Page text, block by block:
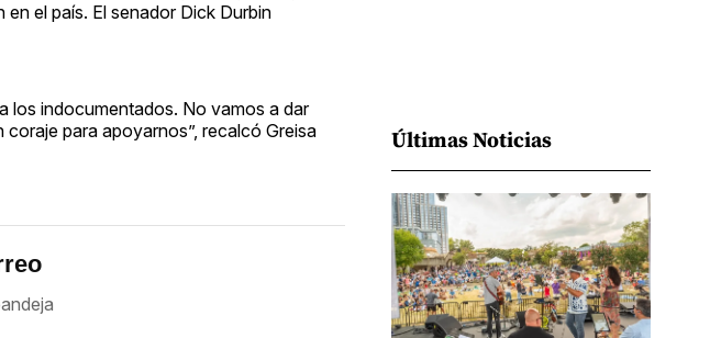
el país. El senador Dick Durbin
los indocumentados. No vamos a dar
para apoyarnos”, recalcó Greisa
Últimas Noticias